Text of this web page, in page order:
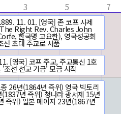
[영국] 코프 주교, 주교통신 1호
'조선 선교 기금' 모금 시작
11. 01. [영국] 존 코프 사제
Right Rev. Charles John
한국명 고요한), 영국성공회
선 초대 주교로 서품
26년(1864년 즉위) 영국 빅토리
년 즉위) 청나라 광서제 15년
즉위) 일본 메이지 23년(1867년
3 5 7